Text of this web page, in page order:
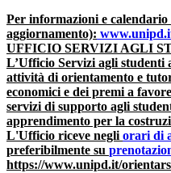
Per informazioni e
aggiornamento):
UFFICIO SERVIZI AGLI
L’Ufficio Servizi agli studenti
attività di orientamento e
economici e dei premi a
servizi di supporto agli
apprendimento per la
L'Ufficio riceve negli orari di
preferibilmente su
https://www.unipd.it/